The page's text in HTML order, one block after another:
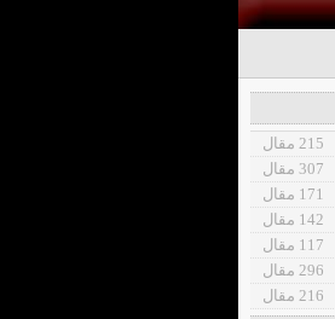
215 مقال
307 مقال
171 مقال
142 مقال
117 مقال
296 مقال
216 مقال